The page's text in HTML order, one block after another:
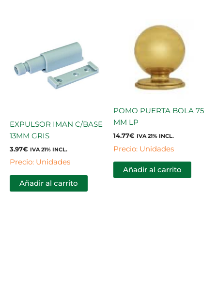
EXPULSOR IMAN C/BASE
13MM GRIS
3.97€ IVA 21% INCL.
Precio: Unidades
Añadir al carrito
POMO PUERTA BOLA 75
MM LP
14.77€ IVA 21% INCL.
Precio: Unidades
Añadir al carrito